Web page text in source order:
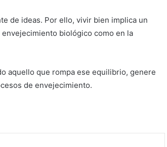
de ideas. Por ello, vivir bien implica un
biológico como en la
aquello que rompa ese equilibrio, genere
de envejecimiento.